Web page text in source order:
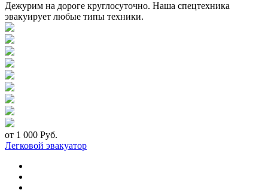
Дежурим на дороге круглосуточно. Наша спецтехника
эвакуирует любые типы техники.
от 1 000 Руб.
Легковой эвакуатор